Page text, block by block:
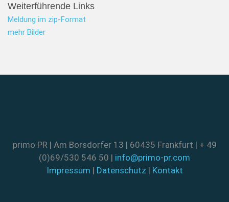
Weiterführende Links
Meldung im zip-Format
mehr Bilder
primo PR | Am Borsdorfer 13 | 60435 Frankfurt | + 49
(0)69/530 546 50 | info@primo-pr.com
Impressum | Datenschutz | Kontakt